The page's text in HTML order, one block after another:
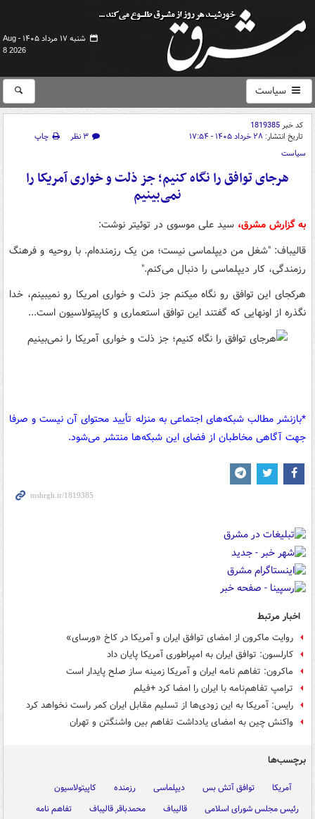
شنبه ۱۷ مرداد ۱۴۰۵ -
Aug
8 2026
سیاست
کد خبر1819385
تاریخ انتشار: ۲۸ خرداد ۱۴۰۵ - ۱۷:۵۴ ۳ نظر
چاپ
سیاست
هرجای توافق را نگاه کنیم؛ جز ذلت و خواری آمریکا را
نمی‌بینیم
به گزارش مشرق، سید علی موسوی در توئیتر نوشت:
قالیباف: "شغل من دیپلماسی نیست؛ من یک رزمنده‌ام. با روحیه و فرهنگ
رزمندگی، کار دیپلماسی را دنبال می‌کنم."
هرکجای این توافق رو نگاه میکنم جز ذلت و خواری امریکا رو نمیبینم، خدا
نگذره از اونهایی که گفتند این توافق استعماری و کاپیتولاسیون است...
*بازنشر مطالب شبکه‌های اجتماعی به منزله تأیید محتوای آن نیست و صرفا
جهت آگاهی مخاطبان از فضای این شبکه‌ها منتشر می‌شود.
اخبار مرتبط
روایت ماکرون از امضای توافق ایران و آمریکا در کاخ «ورسای»
کارلسون: توافق ایران به امپراطوری آمریکا پایان داد
ماکرون: تفاهم نامه ایران و آمریکا زمینه ساز صلح پایدار است
ترامپ تفاهم‌نامه با ایران را امضا کرد +فیلم
رایس: آمریکا به این زودی‌ها از تسلیم مقابل ایران کمر راست نخواهد کرد
واکنش چین به امضای یادداشت تفاهم بین واشنگتن و تهران
برچسب‌ها
آمریکا توافق آتش بس دیپلماسی رزمنده
کاپیتولاسیون
رئیس مجلس شورای اسلامی
قالیباف محمدباقر قالیباف
تفاهم نامه